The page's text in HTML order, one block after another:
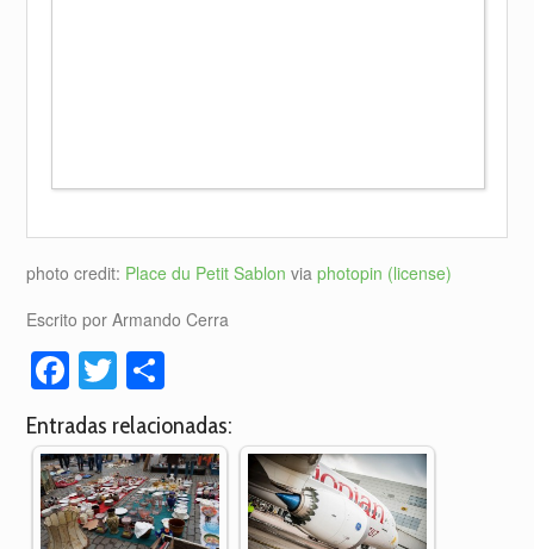
photo credit: Place du Petit Sablon viaphotopin (license)
Escrito por Armando Cerra
Facebook
Twitter
Entradas relacionadas: